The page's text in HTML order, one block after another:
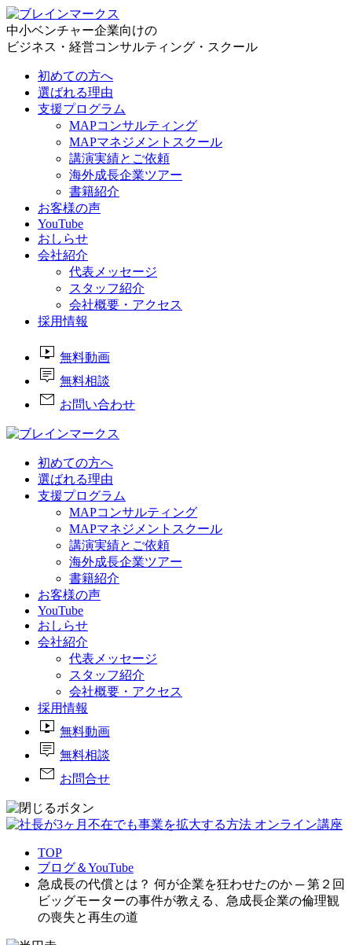
中小ベンチャー企業向けの
ビジネス・経営コンサルティング・スクール
初めての方へ
選ばれる理由
支援プログラム
MAPコンサルティング
MAPマネジメントスクール
講演実績とご依頼
海外成長企業ツアー
書籍紹介
お客様の声
YouTube
おしらせ
会社紹介
代表メッセージ
スタッフ紹介
会社概要・アクセス
採用情報
live_tv 無料動画
tooltip_2 無料相談
mail お問い合わせ
初めての方へ
選ばれる理由
支援プログラム
MAPコンサルティング
MAPマネジメントスクール
講演実績とご依頼
海外成長企業ツアー
書籍紹介
お客様の声
YouTube
おしらせ
会社紹介
代表メッセージ
スタッフ紹介
会社概要・アクセス
採用情報
live_tv 無料動画
tooltip_2 無料相談
mail お問合せ
TOP
ブログ＆YouTube
急成長の代償とは？ 何が企業を狂わせたのか ─ 第２回
ビッグモーターの事件が教える、急成長企業の倫理観
の喪失と再生の道